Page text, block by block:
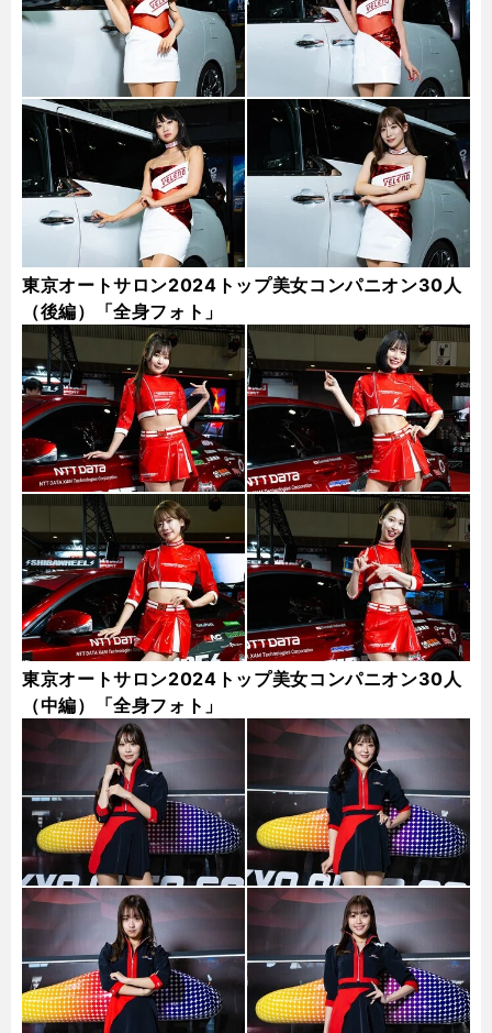
東京オートサロン2024トップ美女コンパニオン30人
（後編）「全身フォト」
東京オートサロン2024トップ美女コンパニオン30人
（中編）「全身フォト」